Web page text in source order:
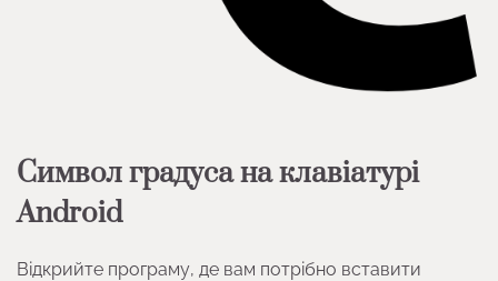
Символ градуса на клавіатурі
Android
Відкрийте програму, де вам потрібно вставити